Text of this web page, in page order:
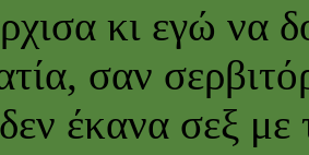
κι εγώ να
σαν
έκανα σεξ με